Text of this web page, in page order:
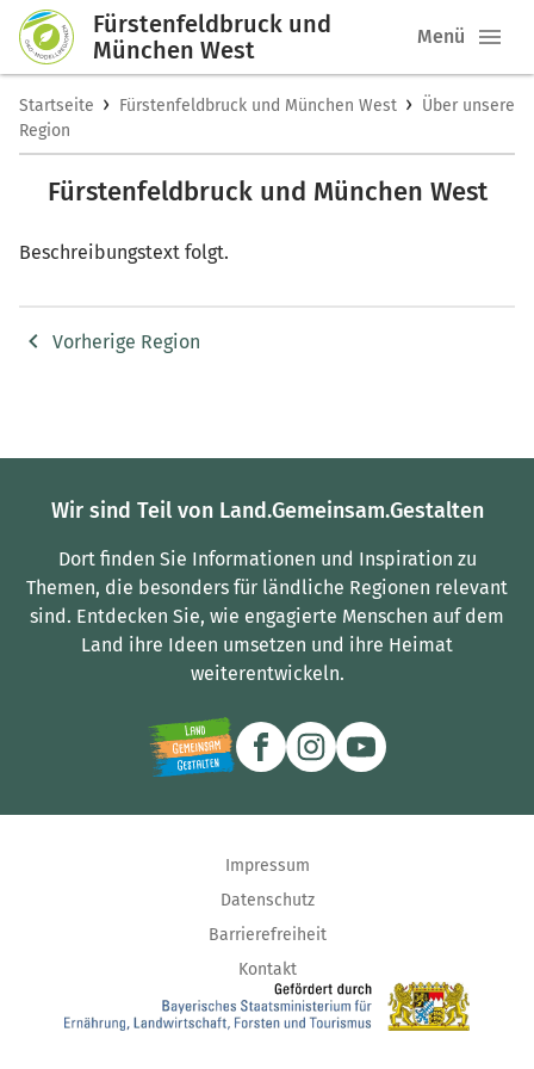
Fürstenfeldbruck und
München West
Menü
Startseite › Fürstenfeldbruck und München West › Über unsere
Region
Fürstenfeldbruck und München West
Beschreibungstext folgt.
Vorherige Region
Wir sind Teil von Land.Gemeinsam.Gestalten
Dort finden Sie Informationen und Inspiration zu
Themen, die besonders für ländliche Regionen relevant
sind. Entdecken Sie, wie engagierte Menschen auf dem
Land ihre Ideen umsetzen und ihre Heimat
weiterentwickeln.
Impressum
Datenschutz
Barrierefreiheit
Kontakt